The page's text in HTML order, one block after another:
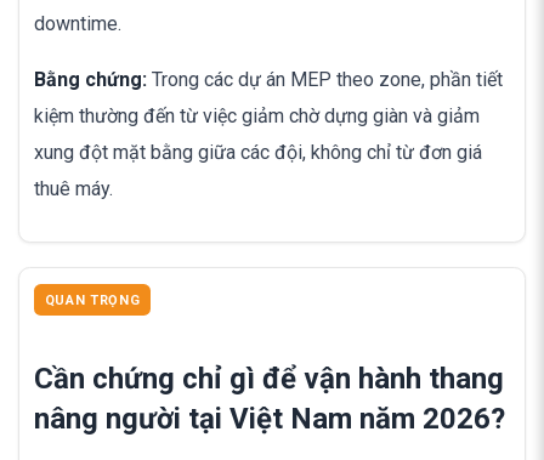
downtime.
Bằng chứng: Trong các dự án MEP theo zone, phần tiết
kiệm thường đến từ việc giảm chờ dựng giàn và giảm
xung đột mặt bằng giữa các đội, không chỉ từ đơn giá
thuê máy.
QUAN TRỌNG
Cần chứng chỉ gì để vận hành thang
nâng người tại Việt Nam năm 2026?